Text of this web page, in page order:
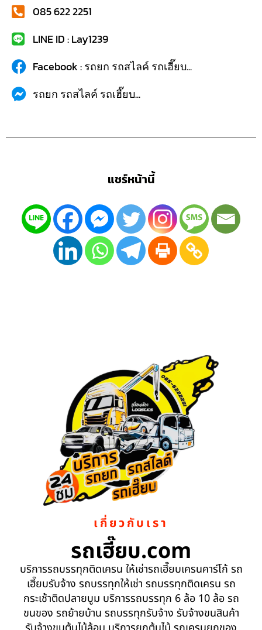
085 622 2251
LINE ID : Lay1239
Facebook : รถยก รถสไลค์ รถเฮี๊ยบ...
รถยก รถสไลค์ รถเฮี๊ยบ...
แชร์หน้านี้
เกี่ยวกับเรา
รถเฮี๊ยบ.com
บริการรถบรรทุกติดเครน ให้เช่ารถเฮี๊ยบเครนคาร์โก้ รถ
เฮี๊ยบรับจ้าง รถบรรทุกให้เช่า รถบรรทุกติดเครน รถ
กระเช้าติดปลายบูม บริการรถบรรทุก 6 ล้อ 10 ล้อ รถ
ขนของ รถย้ายบ้าน รถบรรทุกรับจ้าง รับจ้างขนสินค้า